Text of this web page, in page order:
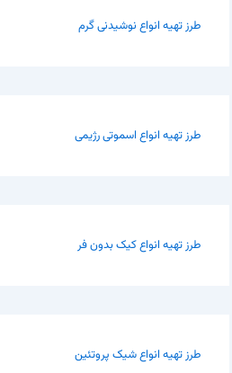
طرز تهیه انواع نوشیدنی گرم
طرز تهیه انواع اسموتی رژیمی
طرز تهیه انواع کیک بدون فر
طرز تهیه انواع شیک پروتئین